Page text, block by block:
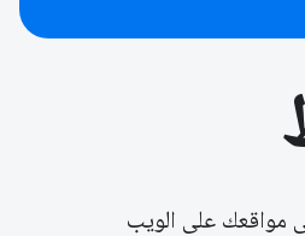
مواقعك على الويب